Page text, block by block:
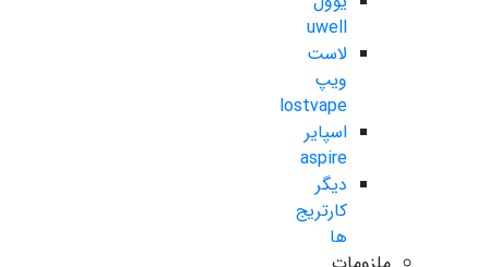
uwell
لاست
ویپ
lostvape
اسپایر
aspire
دیگر
کارتریج
ها